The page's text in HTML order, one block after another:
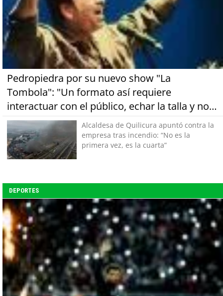
Pedropiedra por su nuevo show "La
Tombola": "Un formato así requiere
interactuar con el público, echar la talla y no
tener miedo a equivocarse"Alcaldesa de Quilicura apuntó contra la
empresa tras incendio: “No es la
primera vez, es la cuarta”
DEPORTES